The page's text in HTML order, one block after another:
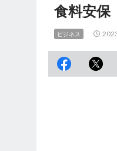
食料安保
ビジネス